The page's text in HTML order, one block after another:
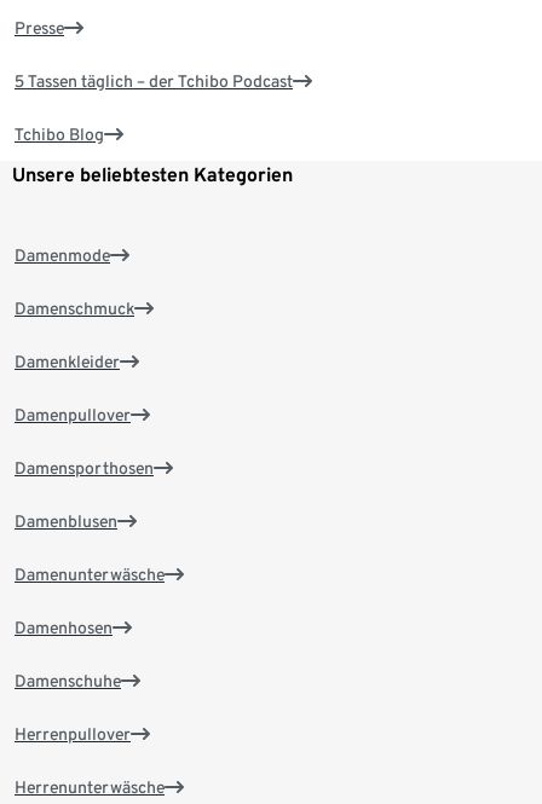
Presse
5 Tassen täglich – der Tchibo Podcast
Tchibo Blog
Unsere beliebtesten Kategorien
Damenmode
Damenschmuck
Damenkleider
Damenpullover
Damensporthosen
Damenblusen
Damenunterwäsche
Damenhosen
Damenschuhe
Herrenpullover
Herrenunterwäsche